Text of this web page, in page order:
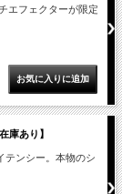
エフェクターが限定
庫あり】
テンシー。本物のシ